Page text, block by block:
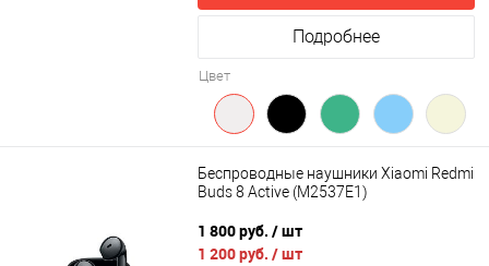
Подробнее
Цвет
Беспроводные наушники Xiaomi Redmi
Buds 8 Active (M2537E1)
1 800 руб. / шт
1 200 руб. / шт